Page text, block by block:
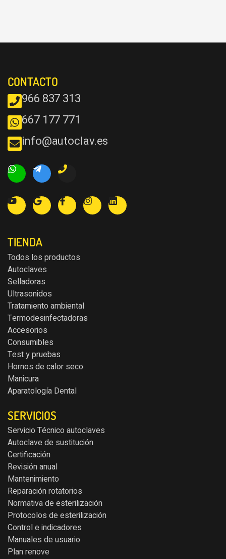
CONTACTO
966 837 313
667 177 771
info@autoclav.es
TIENDA
Todos los productos
Autoclaves
Selladoras
Ultrasonidos
Tratamiento ambiental
Termodesinfectadoras
Accesorios
Consumibles
Test y pruebas
Hornos de calor seco
Manicura
Aparatología Dental
SERVICIOS
Servicio Técnico autoclaves
Autoclave de sustitución
Certificación
Revisión anual
Mantenimiento
Reparación rotatorios
Normativa de esterilización
Protocolos de esterilización
Control e indicadores
Manuales de usuario
Plan renove